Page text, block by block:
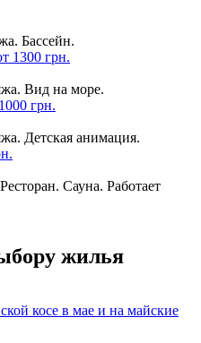
Бассейн.
1300 грн.
Вид на море.
грн.
Детская анимация.
Сауна. Работает
жилья
косе в мае и на майские